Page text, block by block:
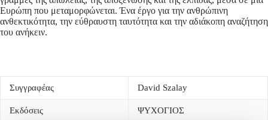
Ευρώπη που μεταμορφώνεται. Ένα έργο για την ανθρώπινη
ανθεκτικότητα, την εύθραυστη ταυτότητα και την αδιάκοπη αναζήτηση
του ανήκειν.
Συγγραφέας David Szalay
Εκδόσεις ΨΥΧΟΓΙΟΣ